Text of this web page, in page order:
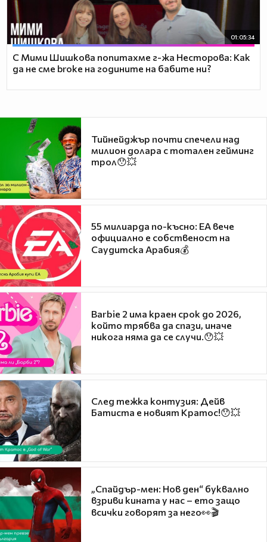
01:05:34
С Мими Шишкова попитахме г-жа Несторова: Как
да не сме broke на годините на бабите ни?
Тийнейджър почти спечели над
милион долара с тотален гейминг
трол😯💥
55 милиарда по-късно: EA вече
официално е собственост на
Саудитска Арабия💰
Barbie 2 има краен срок до 2026,
който трябва да спази, иначе
никога няма да се случи.😯💥
След тежка контузия: Дейв
Батиста е новият Кратос!😯💥
„Спайдър-мен: Нов ден“ буквално
взриви кината у нас – ето защо
всички говорят за него👀🎬